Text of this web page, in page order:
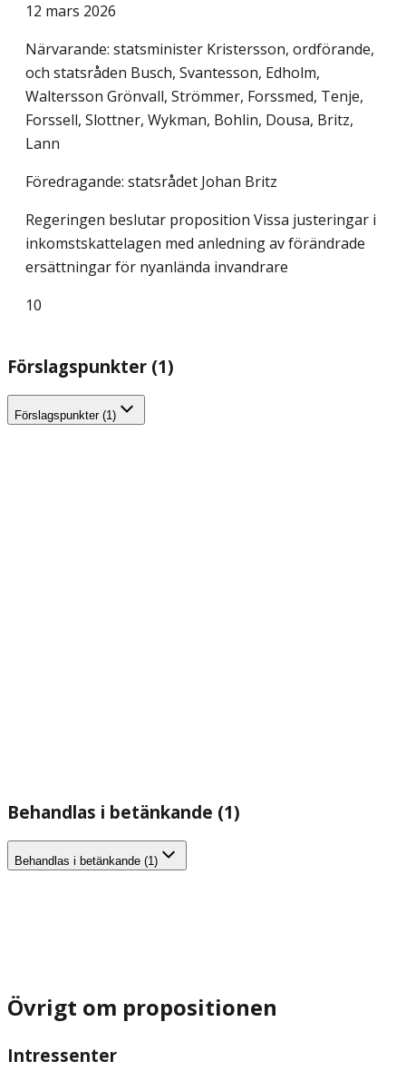
12 mars 2026
Närvarande: statsminister Kristersson, ordförande,
och statsråden Busch, Svantesson, Edholm,
Waltersson Grönvall, Strömmer, Forssmed, Tenje,
Forssell, Slottner, Wykman, Bohlin, Dousa, Britz,
Lann
Föredragande: statsrådet Johan Britz
Regeringen beslutar proposition Vissa justeringar i
inkomstskattelagen med anledning av förändrade
ersättningar för nyanlända invandrare
10
Förslagspunkter (1)
Förslagspunkter (1)
Behandlas i betänkande (1)
Behandlas i betänkande (1)
Övrigt om propositionen
Intressenter